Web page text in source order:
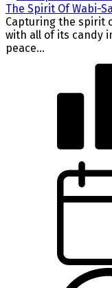
The Spirit Of Wabi-
Capturing the spirit
with all of its candy
peace...